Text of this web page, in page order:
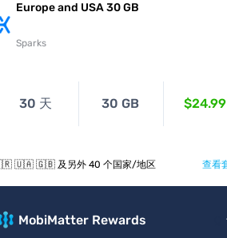
Europe and USA 30 GB
Sparks
30 天 30 GB $24.99
🇹🇷 🇺🇦 🇬🇧 及另外 40 个国家/地区 查看
MobiMatter Rewards